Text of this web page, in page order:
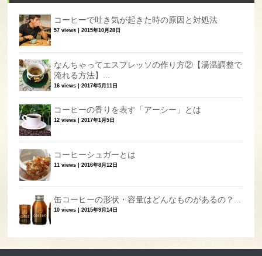
コーヒーで吐き気が起きた時の原因と対処法
57 views |2015年10月28日
なんちゃってエスプレッソの作り方②【湯温調整で
淹れる方法】...
16 views |2017年5月11日
コーヒーの香りを表す「アーシー」とは
12 views |2017年1月5日
コーヒーシュガーとは
11 views |2016年8月12日
缶コーヒーの形状・容量はどんなものがあるの？...
10 views |2015年9月14日